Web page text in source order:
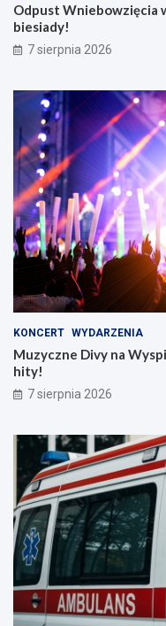
Odpust Wniebowzięcia
biesiady!
7 sierpnia 2026
KONCERT WYDARZENIA
Muzyczne Divy na
hity!
7 sierpnia 2026